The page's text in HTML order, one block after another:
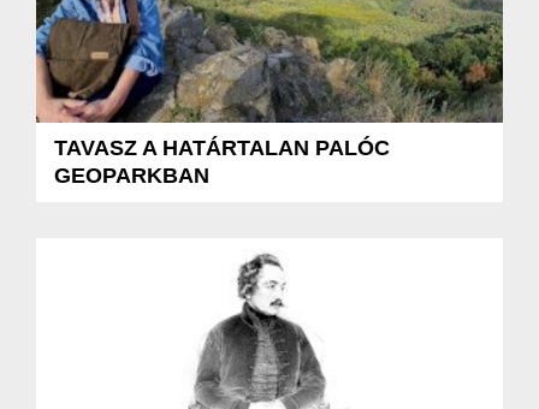
TAVASZ A HATÁRTALAN PALÓC
GEOPARKBAN